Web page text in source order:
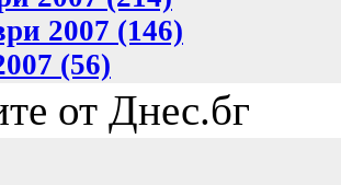
2007 (146)
(56)
от Днес.бг